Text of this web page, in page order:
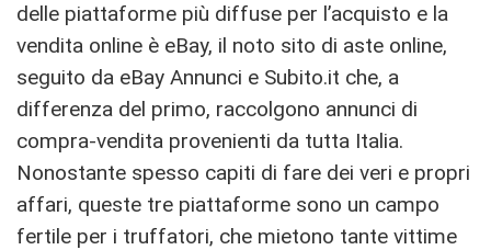
delle piattaforme più diffuse per l’acquisto e la
vendita online è eBay, il noto sito di aste online,
seguito da eBay Annunci e Subito.it che, a
differenza del primo, raccolgono annunci di
compra-vendita provenienti da tutta Italia.
Nonostante spesso capiti di fare dei veri e propri
affari, queste tre piattaforme sono un campo
fertile per i truffatori, che mietono tante vittime